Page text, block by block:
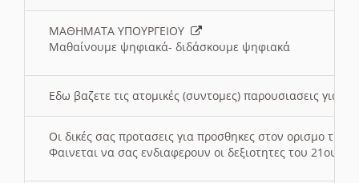
ΜΑΘΗΜΑΤΑ ΥΠΟΥΡΓΕΙΟΥ
Μαθαίνουμε ψηφιακά- διδάσκουμε ψηφιακά
Εδω βαζετε τις ατομικές (συντομες) παρουσιασεις για
Οι δικές σας προτασεις για προσθηκες στον ορισμο
Φαινεται να σας ενδιαφερουν οι δεξιοτητες του 21ου